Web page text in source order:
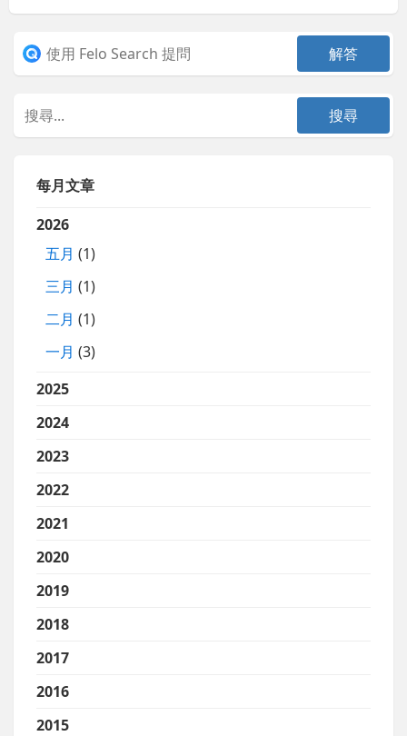
每月文章
2026
五月 (1)
三月 (1)
二月 (1)
一月 (3)
2025
2024
2023
2022
2021
2020
2019
2018
2017
2016
2015